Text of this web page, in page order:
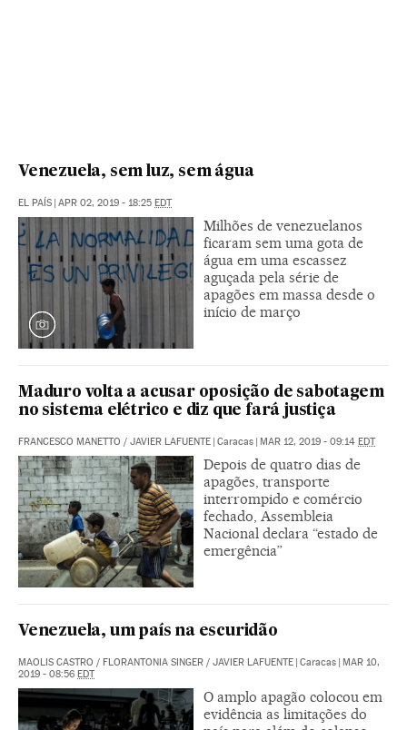
Venezuela, sem luz, sem água
EL PAÍS | APR 02, 2019 - 18:25 EDT
Milhões de venezuelanos
ficaram sem uma gota de
água em uma escassez
aguçada pela série de
apagões em massa desde o
início de março
Maduro volta a acusar oposição de sabotagem
no sistema elétrico e diz que fará justiça
FRANCESCO MANETTO / JAVIER LAFUENTE | Caracas | MAR 12, 2019 - 09:14 EDT
Depois de quatro dias de
apagões, transporte
interrompido e comércio
fechado, Assembleia
Nacional declara “estado de
emergência”
Venezuela, um país na escuridão
MAOLIS CASTRO / FLORANTONIA SINGER / JAVIER LAFUENTE | Caracas | MAR 10,
2019 - 08:56 EDT
O amplo apagão colocou em
evidência as limitações do